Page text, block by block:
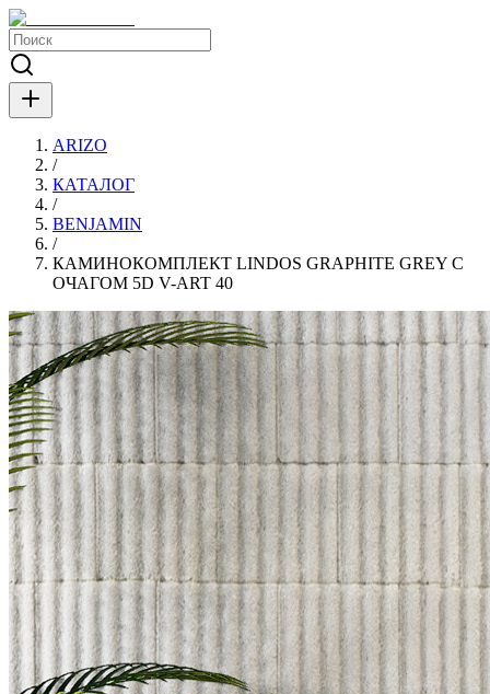
ARIZO
/
КАТАЛОГ
/
BENJAMIN
/
КАМИНОКОМПЛЕКТ LINDOS GRAPHITE GREY С
ОЧАГОМ 5D V-ART 40